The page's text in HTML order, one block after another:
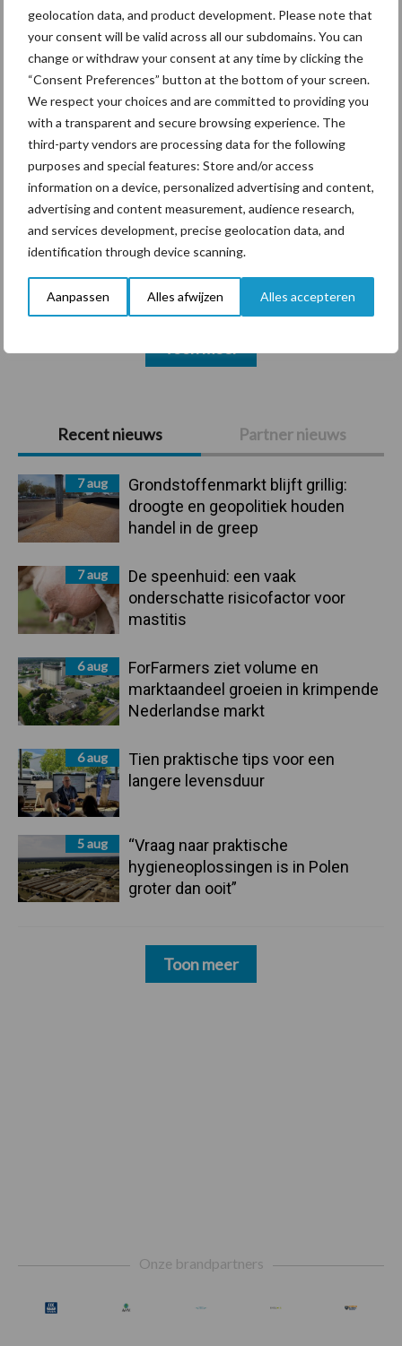
geolocation data, and product development. Please note that
your consent will be valid across all our subdomains. You can
change or withdraw your consent at any time by clicking the
“Consent Preferences” button at the bottom of your screen.
We respect your choices and are committed to providing you
with a transparent and secure browsing experience. The
third-party vendors are processing data for the following
purposes and special features: Store and/or access
information on a device, personalized advertising and content,
advertising and content measurement, audience research,
and services development, precise geolocation data, and
identification through device scanning.
Aanpassen Alles afwijzen Alles accepteren
Primaire
Sidebar
Recent nieuws Partner nieuws
7 aug
Grondstoffenmarkt blijft grillig:
droogte en geopolitiek houden
handel in de greep
7 aug
De speenhuid: een vaak
onderschatte risicofactor voor
mastitis
6 aug
ForFarmers ziet volume en
marktaandeel groeien in krimpende
Nederlandse markt
6 aug
Tien praktische tips voor een
langere levensduur
5 aug
“Vraag naar praktische
hygieneoplossingen is in Polen
groter dan ooit”
Toon meer
Themapagina's
Diergezondheid Bemesting Fokkerij
Compost Dierlijke mest
Toon meer
Onze brandpartners